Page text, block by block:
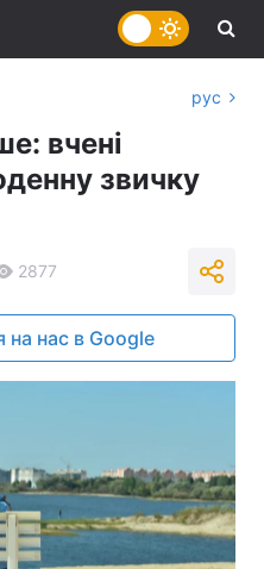
рус
вчені
звичку
2877
на нас в Google